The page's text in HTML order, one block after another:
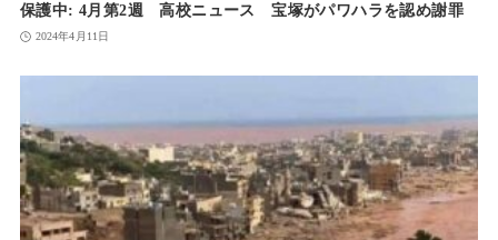
保護中: 4月第2週 高校ニュース 宝塚がパワハラを認め謝罪
2024年4月11日